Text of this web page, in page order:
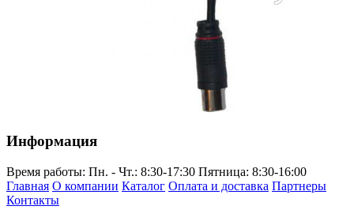
Информация
Время работы: Пн. - Чт.: 8:30-17:30 Пятница: 8:30-16:00
Главная О компании Каталог Оплата и доставка Партнеры
Контакты